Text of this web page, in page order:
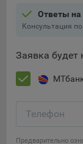
передаются
наиболее и
предпочтений
Ответы на
Консультация
Заявка будет
Телефон
Предварительно